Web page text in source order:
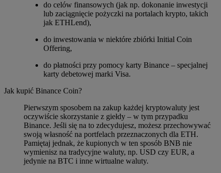
do celów finansowych (jak np. dokonanie inwestycji
lub zaciągnięcie pożyczki na portalach krypto, takich
jak ETHLend),
do inwestowania w niektóre zbiórki Initial Coin
Offering,
do płatności przy pomocy karty Binance – specjalnej
karty debetowej marki Visa.
Jak kupić Binance Coin?
Pierwszym sposobem na zakup każdej kryptowaluty jest
oczywiście skorzystanie z giełdy – w tym przypadku
Binance. Jeśli się na to zdecydujesz, możesz przechowywać
swoją własność na portfelach przeznaczonych dla ETH.
Pamiętaj jednak, że kupionych w ten sposób BNB nie
wymienisz na tradycyjne waluty, np. USD czy EUR, a
jedynie na BTC i inne wirtualne waluty.